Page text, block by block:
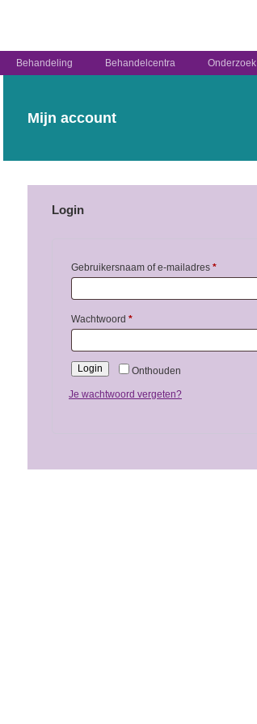
Behandeling Behandelcentra Onderzoek
Mijn account
Login
Gebruikersnaam of e-mailadres *Vereist
Wachtwoord *Vereist
Onthouden
Login
Je wachtwoord vergeten?